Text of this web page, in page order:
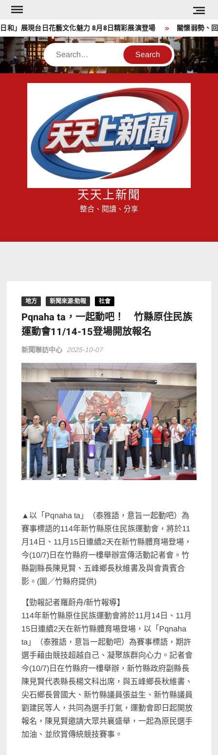
Skip
content
現台日花藝文化魅力 8月8日精彩展演登場 關懷弱勢、回饋
Search
天天上新聞
整合、閱讀、分享
地方 新聞來源:勁報 社會
Pqnaha ta，一起動吧！ 竹縣原住民族
運動會11/14-15登場開放報名
新聞聯訪中心 2025-10-07
▲以「Pqnaha ta」（泰雅語，意旨一起動吧）為
賽事標語的114年新竹縣原住民族運動會，將於11
月14日、11月15日連續2天在新竹縣體育場登場，
今(10/7)日在竹縣府一樓舉辦宣傳活動記者會。竹
縣副縣長陳見賢、五峰鄉長秋維書及與會貴賓合
影。(圖／竹縣府提供)
【勁報記者羅蔚舟/新竹報導】
114年新竹縣原住民族運動會將於11月14日、11月
15日連續2天在新竹縣體育場登場，以「Pqnaha
ta」（泰雅語，意旨一起動吧）為賽事標語，期許
選手藉由競技超越自己、凝聚族群向心力。記者會
今(10/7)日在竹縣府一樓舉辦，新竹縣政府副縣長
陳見賢代表縣長楊文科出席，與五峰鄉長秋維書、
尖石鄉長曾國大、新竹縣議員張益生、新竹縣議員
劉建民等人，共同為選手打氣，運動會即日起開放
報名，陳見賢邀請大眾共襄盛舉，一起為原民選手
加油、並欣賞傳統競技賽事。